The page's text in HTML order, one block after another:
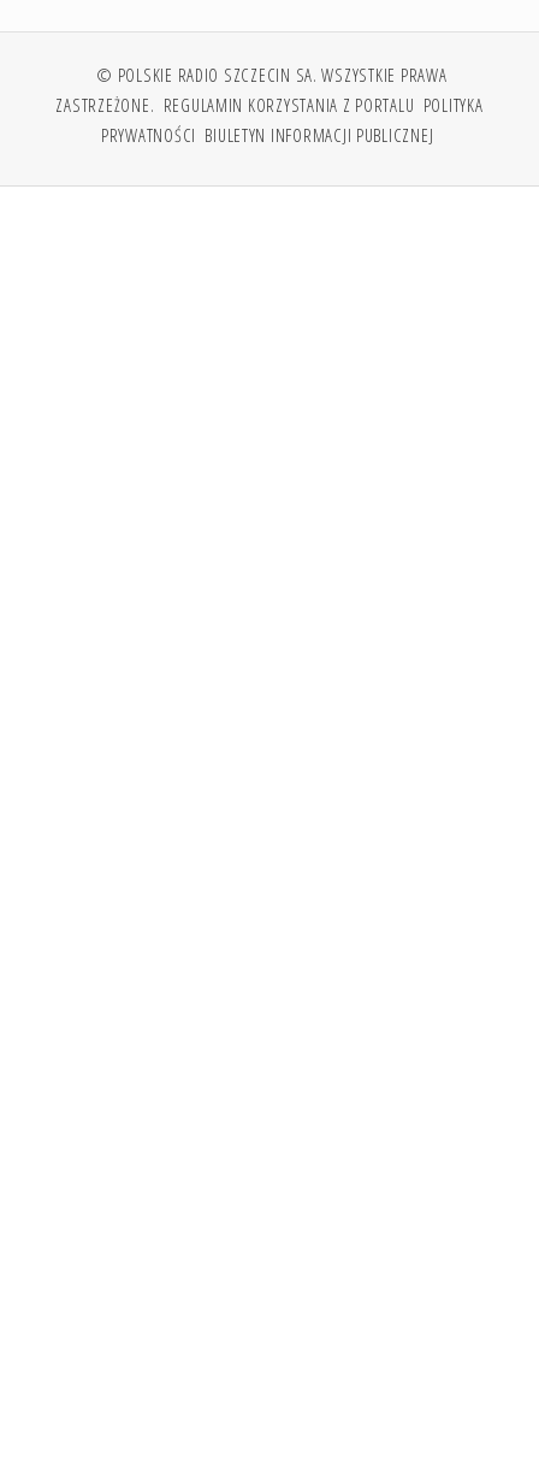
© POLSKIE RADIO SZCZECIN SA. WSZYSTKIE PRAWA
ZASTRZEŻONE. REGULAMIN KORZYSTANIA Z PORTALU POLITYKA
PRYWATNOŚCI BIULETYN INFORMACJI PUBLICZNEJ